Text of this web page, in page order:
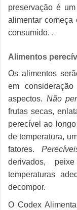
preservação é
alimentar
consumido. .
Alimentos
Os alimentos
em
aspectos. Não
frutas secas,
perecível ao
de temperatura,
fatores.
derivados,
temperaturas
decompor.
O Codex